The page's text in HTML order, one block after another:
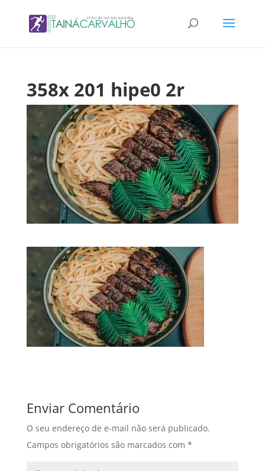
358x 201 hipe0 2r
Enviar Comentário
O seu endereço de e-mail não será publicado.
Campos obrigatórios são marcados com *